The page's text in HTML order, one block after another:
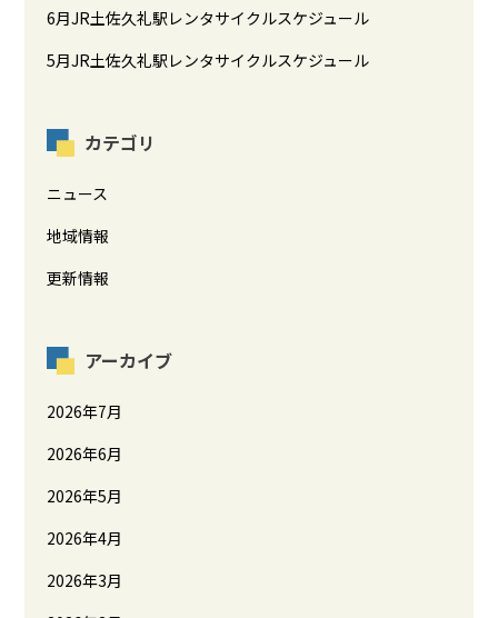
6月JR土佐久礼駅レンタサイクルスケジュール
5月JR土佐久礼駅レンタサイクルスケジュール
カテゴリ
ニュース
地域情報
更新情報
アーカイブ
2026年7月
2026年6月
2026年5月
2026年4月
2026年3月